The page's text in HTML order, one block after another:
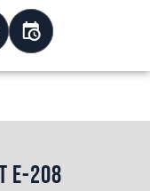
E-208